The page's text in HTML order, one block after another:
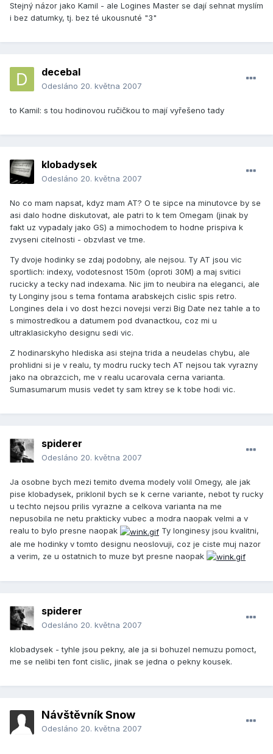
Stejný názor jako Kamil - ale Logines Master se dají sehnat myslím
i bez datumky, tj. bez té ukousnuté "3"
decebal
Odesláno 20. května 2007
to Kamil: s tou hodinovou ručičkou to mají vyřešeno tady
klobadysek
Odesláno 20. května 2007
No co mam napsat, kdyz mam AT? O te sipce na minutovce by se
asi dalo hodne diskutovat, ale patri to k tem Omegam (jinak by
fakt uz vypadaly jako GS) a mimochodem to hodne prispiva k
zvyseni citelnosti - obzvlast ve tme.
Ty dvoje hodinky se zdaj podobny, ale nejsou. Ty AT jsou vic
sportlich: indexy, vodotesnost 150m (oproti 30M) a maj svitici
rucicky a tecky nad indexama. Nic jim to neubira na eleganci, ale
ty Longiny jsou s tema fontama arabskejch cislic spis retro.
Longines dela i vo dost hezci novejsi verzi Big Date nez tahle a to
s mimostredkou a datumem pod dvanactkou, coz mi u
ultraklasickyho designu sedi vic.
Z hodinarskyho hlediska asi stejna trida a neudelas chybu, ale
prohlidni si je v realu, ty modru rucky tech AT nejsou tak vyrazny
jako na obrazcich, me v realu ucarovala cerna varianta.
Sumasumarum musis vedet ty sam ktrey se k tobe hodi vic.
spiderer
Odesláno 20. května 2007
Ja osobne bych mezi temito dvema modely volil Omegy, ale jak
pise klobadysek, priklonil bych se k cerne variante, nebot ty rucky
u techto nejsou prilis vyrazne a celkova varianta na me
nepusobila ne netu prakticky vubec a modra naopak velmi a v
realu to bylo presne naopak
Ty longinesy jsou kvalitni,
ale me hodinky v tomto designu neoslovuji, coz je ciste muj nazor
a verim, ze u ostatnich to muze byt presne naopak
spiderer
Odesláno 20. května 2007
klobadysek - tyhle jsou pekny, ale ja si bohuzel nemuzu pomoct,
me se nelibi ten font cislic, jinak se jedna o pekny kousek.
Návštěvník Snow
Odesláno 20. května 2007